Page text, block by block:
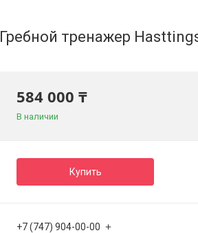
Гребной тренажер
584 000 ₸
В наличии
Купить
+7 (747) 904-00-00